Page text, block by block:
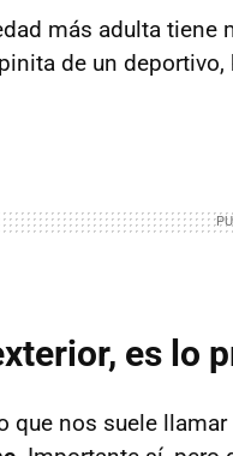
más adulta tiene
de un
es lo
que nos suele